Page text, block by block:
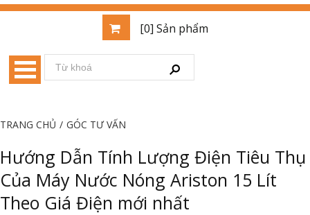
[0] Sản phẩm
TRANG CHỦ / GÓC TƯ VẤN
Hướng Dẫn Tính Lượng Điện Tiêu Thụ
Của Máy Nước Nóng Ariston 15 Lít
Theo Giá Điện mới nhất